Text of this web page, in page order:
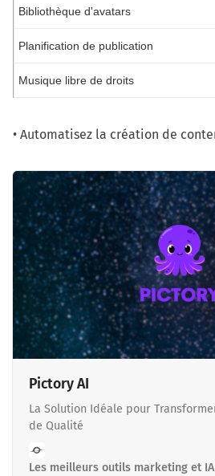
Bibliothèque d'avatars
Planification de publication
Musique libre de droits
• Automatisez la création de
Pictory AI
La Solution Idéale pour
de Qualité
Les meilleurs outils marketing et